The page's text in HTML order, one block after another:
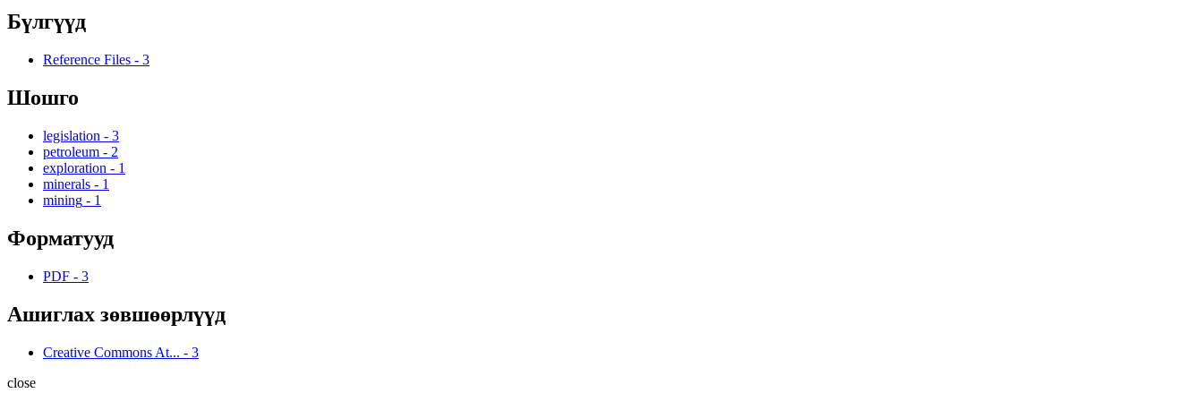
Бүлгүүд
Reference Files - 3
Шошго
legislation - 3
petroleum - 2
exploration - 1
minerals - 1
mining - 1
Форматууд
PDF - 3
Ашиглах зөвшөөрлүүд
Creative Commons At... - 3
close